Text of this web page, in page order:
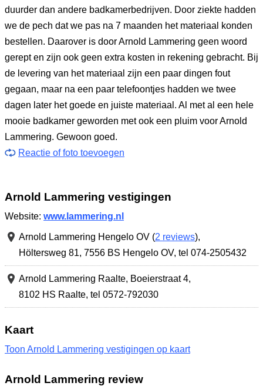
duurder dan andere badkamerbedrijven. Door ziekte hadden
we de pech dat we pas na 7 maanden het materiaal konden
bestellen. Daarover is door Arnold Lammering geen woord
gerept en zijn ook geen extra kosten in rekening gebracht. Bij
de levering van het materiaal zijn een paar dingen fout
gegaan, maar na een paar telefoontjes hadden we twee
dagen later het goede en juiste materiaal. Al met al een hele
mooie badkamer geworden met ook een pluim voor Arnold
Lammering. Gewoon goed.
Reactie of foto toevoegen
Arnold Lammering vestigingen
Website: www.lammering.nl
Arnold Lammering Hengelo OV (2 reviews),
Höltersweg 81, 7556 BS Hengelo OV, tel 074-2505432
Arnold Lammering Raalte, Boeierstraat 4,
8102 HS Raalte, tel 0572-792030
Kaart
Toon Arnold Lammering vestigingen op kaart
Arnold Lammering review